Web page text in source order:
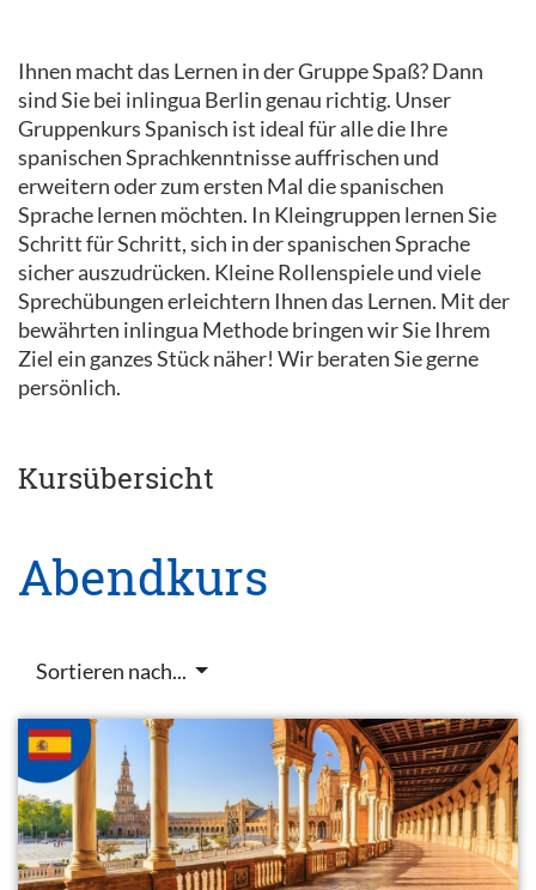
Ihnen macht das Lernen in der Gruppe Spaß? Dann
sind Sie bei inlingua Berlin genau richtig. Unser
Gruppenkurs Spanisch ist ideal für alle die Ihre
spanischen Sprachkenntnisse auffrischen und
erweitern oder zum ersten Mal die spanischen
Sprache lernen möchten. In Kleingruppen lernen Sie
Schritt für Schritt, sich in der spanischen Sprache
sicher auszudrücken. Kleine Rollenspiele und viele
Sprechübungen erleichtern Ihnen das Lernen. Mit der
bewährten inlingua Methode bringen wir Sie Ihrem
Ziel ein ganzes Stück näher! Wir beraten Sie gerne
persönlich.
Kursübersicht
Abendkurs
Sortieren nach...